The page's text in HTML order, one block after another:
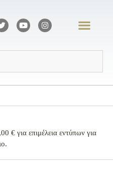
€ για επιμέλεια εντύπων για